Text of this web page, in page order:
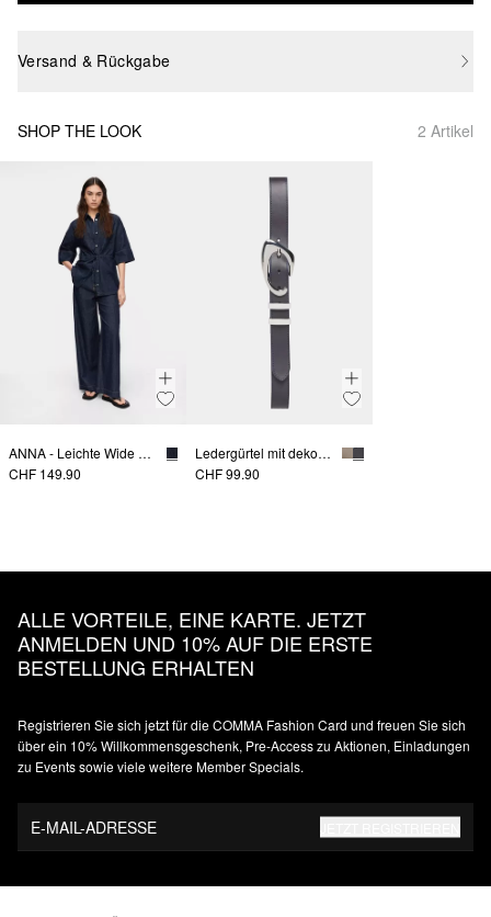
Versand & Rückgabe
SHOP THE LOOK 2 Artikel
ANNA - Leichte Wide Leg Jeans
CHF 149.90
Ledergürtel mit dekorativer Schnalle
CHF 99.90
ALLE VORTEILE, EINE KARTE. JETZT
ANMELDEN UND 10% AUF DIE ERSTE
BESTELLUNG ERHALTEN
Registrieren Sie sich jetzt für die COMMA Fashion Card und freuen Sie sich
über ein 10% Willkommensgeschenk, Pre-Access zu Aktionen, Einladungen
zu Events sowie viele weitere Member Specials.
E-MAIL-ADRESSE